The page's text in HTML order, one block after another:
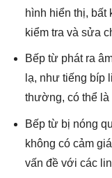
hình hiển thị, bất
kiểm tra và sửa
Bếp từ phát ra
lạ, như tiếng bíp
thường, có thể là
Bếp từ bị nóng
không có cảm
vấn đề với các